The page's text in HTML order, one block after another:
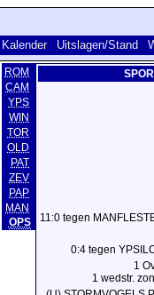
Kalender Uitslagen/Stand
ROM
CAM
YPS
WIN
TOR
OLD
PAT
ZEV
PAP
MAN
OPS
11:0 tegen
0:4 tegen
1
1 wedstr.